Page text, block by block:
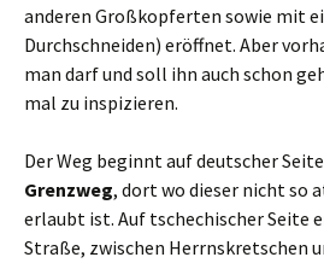
anderen Großkopferten sowie mit
Durchschneiden) eröffnet. Aber
man darf und soll ihn auch schon
mal zu inspizieren.
Der Weg beginnt auf deutscher
Grenzweg, dort wo dieser nicht so
erlaubt ist. Auf tschechischer Seite
Straße, zwischen Herrnskretschen